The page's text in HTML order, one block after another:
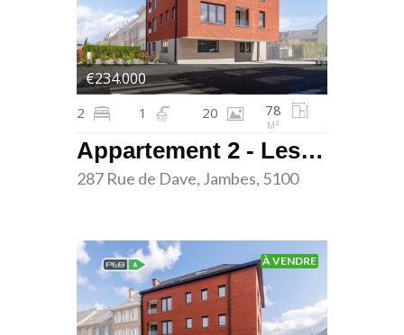
Appartement 2 - Les terrasses de Dave - Jambes
287 Rue de Dave, Jambes, 5100
2 1 20 78
M²
€234.000
À VENDRE